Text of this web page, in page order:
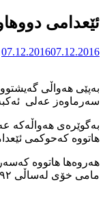
ئێعدامی
07.12.201607.12.2016
سەرماوەز عەلی
هاتووە کەحوکمی ئێعدامی
مامی خۆی لەساڵی ۱۳۹۲ لە کێشە وتێهەڵچوونێکی بنەماڵەیی لەیەکێک لەگوندەکانی کەنگاوەر وئەسەد ئاوا ئێعدامی بەسەردا سەپێنرابوو.